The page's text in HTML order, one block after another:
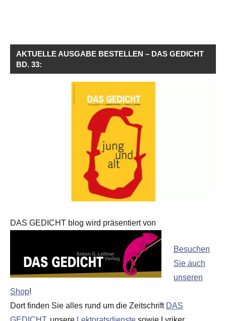
AKTUELLE AUSGABE BESTELLEN – DAS GEDICHT
BD. 33:
DAS GEDICHT blog wird präsentiert von
Besuchen
Sie auch
unseren
Shop!
Dort finden Sie alles rund um die Zeitschrift DAS